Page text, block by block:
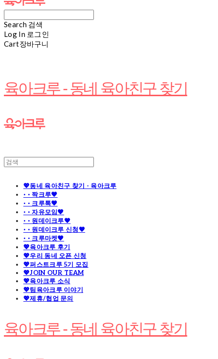
Search 검색
Log In 로그인
Cart장바구니
육아크루 - 동네 육아친구 찾기
💖동네 육아친구 찾기 - 육아크루
· · 짝크루🧡
· · 크루톡🧡
· · 자유모임🧡
· · 원데이크루🧡
· · 원데이크루 신청🧡
· · 크루마켓🧡
💖육아크루 후기
💖우리 동네 오픈 신청
💖퍼스트크루 5기 모집
💖JOIN OUR TEAM
💖육아크루 소식
💖팀육아크루 이야기
💖제휴/협업 문의
육아크루 - 동네 육아친구 찾기